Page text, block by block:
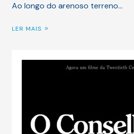
Ao longo do arenoso terreno…
LER MAIS